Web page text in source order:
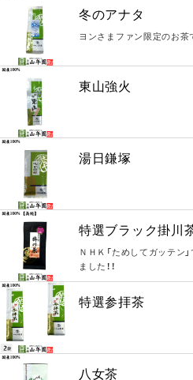
冬のアナタ
ヨンさまファン限定のお茶
東山強火
湯日鎌塚
特選ブラック掛川
ＮＨＫ「ためしてガッテン
ました！！
特選参拝茶
八女茶